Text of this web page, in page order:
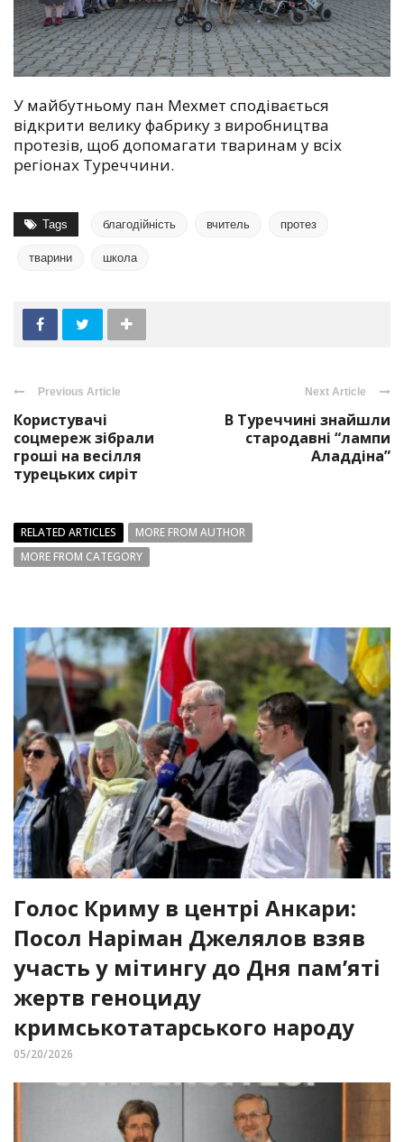
У майбутньому пан Мехмет сподівається
відкрити велику фабрику з виробництва
протезів, щоб допомагати тваринам у всіх
регіонах Туреччини.
Tags благодійність вчитель протез
тварини школа
Previous Article
Користувачі
соцмереж зібрали
гроші на весілля
турецьких сиріт
Next Article
В Туреччині знайшли
стародавні “лампи
Аладдіна”
RELATED ARTICLES
MORE FROM AUTHOR
MORE FROM CATEGORY
Голос Криму в центрі Анкари:
Посол Наріман Джелялов взяв
участь у мітингу до Дня пам’яті
жертв геноциду
кримськотатарського народу
05/20/2026